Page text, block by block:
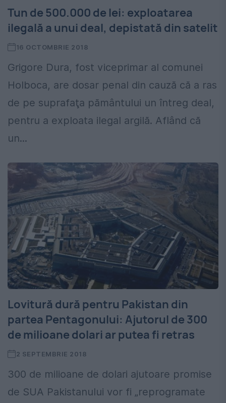
Tun de 500.000 de lei: exploatarea
ilegală a unui deal, depistată din satelit
16 OCTOMBRIE 2018
Grigore Dura, fost viceprimar al comunei
Holboca, are dosar penal din cauză că a ras
de pe suprafaţa pământului un întreg deal,
pentru a exploata ilegal argilă. Aflând că
un...
Lovitură dură pentru Pakistan din
partea Pentagonului: Ajutorul de 300
de milioane dolari ar putea fi retras
2 SEPTEMBRIE 2018
300 de milioane de dolari ajutoare promise
de SUA Pakistanului vor fi „reprogramate